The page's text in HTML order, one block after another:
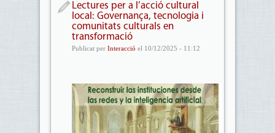
Lectures per a l’acció cultural
local: Governança, tecnologia i
comunitats culturals en
transformació
Publicat per Interacció el 10/12/2025 - 11:12